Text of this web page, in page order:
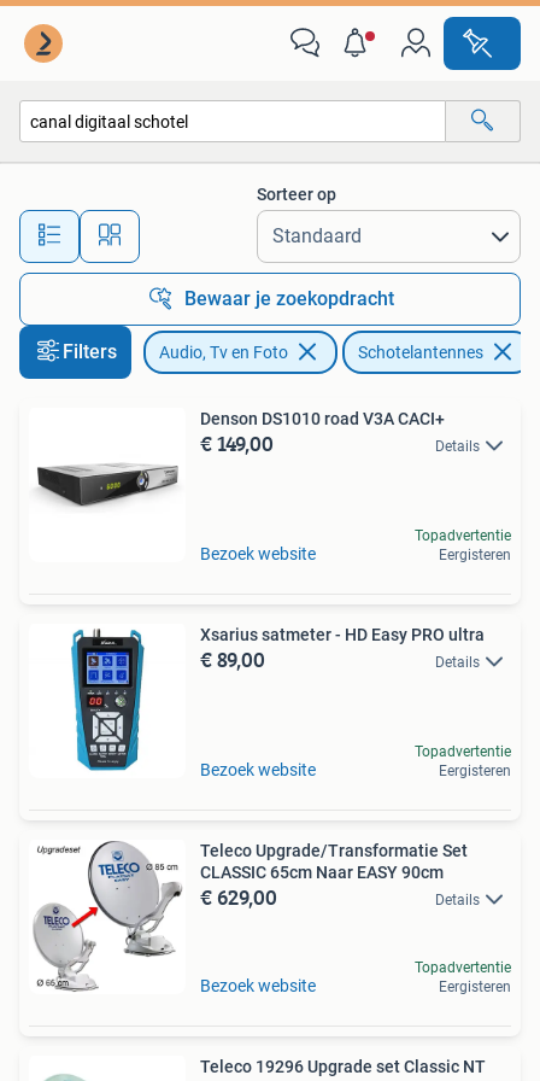
Alle afstanden…
Sorteer op
Bewaar je zoekopdracht
Filters Audio, Tv en Foto Schotelantennes
Denson DS1010 road V3A CACI+
€ 149,00 Details
Bezoek website
Topadvertentie
Eergisteren
Xsarius satmeter - HD Easy PRO ultra
€ 89,00 Details
Bezoek website
Topadvertentie
Eergisteren
Teleco Upgrade/Transformatie Set
CLASSIC 65cm Naar EASY 90cm
€ 629,00 Details
Bezoek website
Topadvertentie
Eergisteren
Teleco 19296 Upgrade set Classic NT